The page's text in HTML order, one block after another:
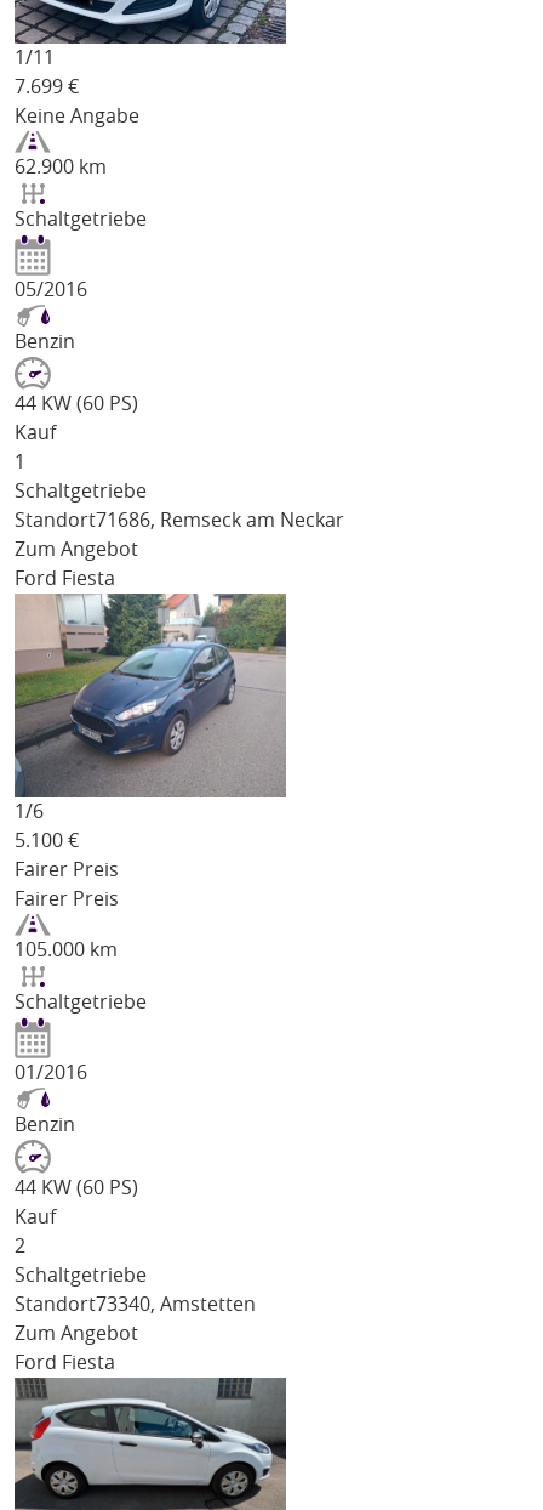
1/11
7.699 €
Keine Angabe
62.900 km
Schaltgetriebe
05/2016
Benzin
44 KW (60 PS)
Kauf
1
Schaltgetriebe
Standort71686, Remseck am Neckar
Zum Angebot
Ford Fiesta
1/6
5.100 €
Fairer Preis
Fairer Preis
105.000 km
Schaltgetriebe
01/2016
Benzin
44 KW (60 PS)
Kauf
2
Schaltgetriebe
Standort73340, Amstetten
Zum Angebot
Ford Fiesta